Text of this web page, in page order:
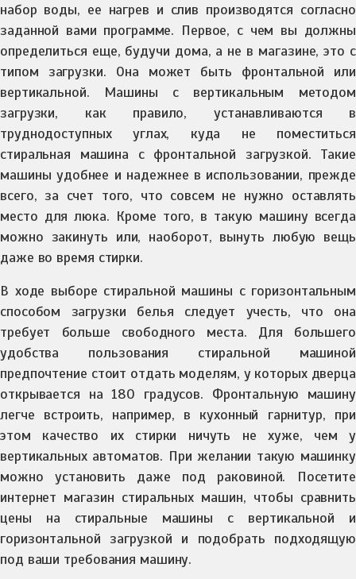
набор воды, ее нагрев и слив производятся согласно
заданной вами программе. Первое, с чем вы должны
определиться еще, будучи дома, а не в магазине, это с
типом загрузки. Она может быть фронтальной или
вертикальной. Машины с вертикальным методом
загрузки, как правило, устанавливаются в
труднодоступных углах, куда не поместиться
стиральная машина с фронтальной загрузкой. Такие
машины удобнее и надежнее в использовании, прежде
всего, за счет того, что совсем не нужно оставлять
место для люка. Кроме того, в такую машину всегда
можно закинуть или, наоборот, вынуть любую вещь
даже во время стирки.
В ходе выборе стиральной машины с горизонтальным
способом загрузки белья следует учесть, что она
требует больше свободного места. Для большего
удобства пользования стиральной машиной
предпочтение стоит отдать моделям, у которых дверца
открывается на 180 градусов. Фронтальную машину
легче встроить, например, в кухонный гарнитур, при
этом качество их стирки ничуть не хуже, чем у
вертикальных автоматов. При желании такую машинку
можно установить даже под раковиной. Посетите
интернет магазин стиральных машин, чтобы сравнить
цены на стиральные машины с вертикальной и
горизонтальной загрузкой и подобрать подходящую
под ваши требования машину.